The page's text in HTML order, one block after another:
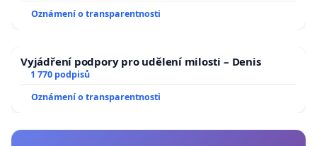
Oznámení o transparentnosti
Vyjádření podpory pro udělení milosti – Denis
1 770 podpisů
Oznámení o transparentnosti